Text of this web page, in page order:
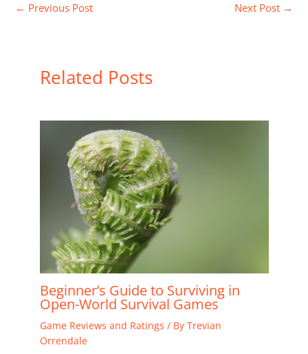
← Previous Post Next Post →
Related Posts
Beginner’s Guide to Surviving in
Open-World Survival Games
Game Reviews and Ratings / By Trevian
Orrendale